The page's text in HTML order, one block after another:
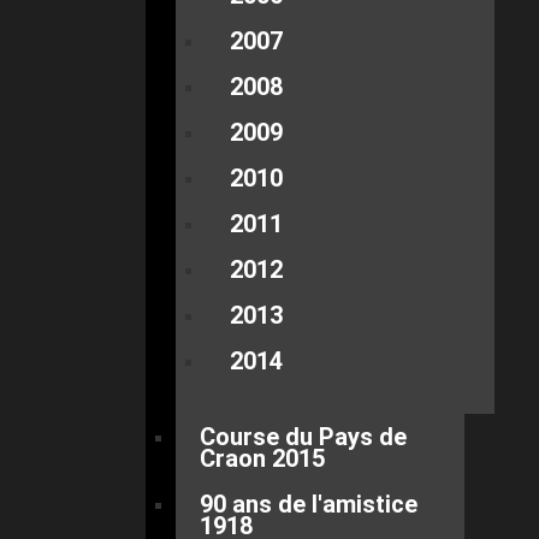
2007
2008
2009
2010
2011
2012
2013
2014
Course du Pays de
Craon 2015
90 ans de l'amistice
1918